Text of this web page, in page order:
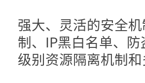
强大、灵活的安全
制、IP黑白名单、
级别资源隔离机制